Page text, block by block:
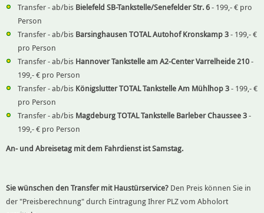
Transfer - ab/bis Bielefeld SB-Tankstelle/Senefelder Str. 6- 199,- € pro
Person
Transfer - ab/bis Barsinghausen TOTAL Autohof Kronskamp 3- 199,- €
pro Person
Transfer - ab/bis Hannover Tankstelle am A2-Center Varrelheide 210-
199,- € pro Person
Transfer - ab/bis Königslutter TOTAL Tankstelle Am Mühlhop 3- 199,- €
pro Person
Transfer - ab/bis Magdeburg TOTAL Tankstelle Barleber Chaussee 3-
199,- € pro Person
An- und Abreisetag mit dem Fahrdienst ist Samstag.
Sie wünschen den Transfer mit Haustürservice? Den Preis können Sie in
der "Preisberechnung" durch Eintragung Ihrer PLZ vom Abholort